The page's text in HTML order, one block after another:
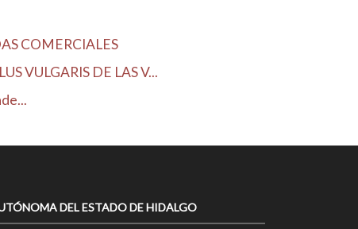
COMERCIALES
VULGARIS DE LAS V...
DEL ESTADO DE HIDALGO